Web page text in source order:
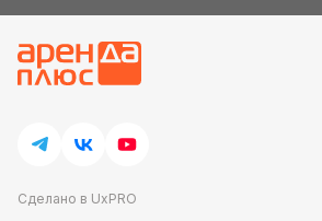
Сделано в UxPRO